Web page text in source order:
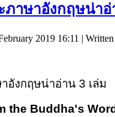
าษาอังกฤษน่าอ่
2019 16:11 |
อังกฤษน่าอ่าน 3 เล่ม
the Buddha's